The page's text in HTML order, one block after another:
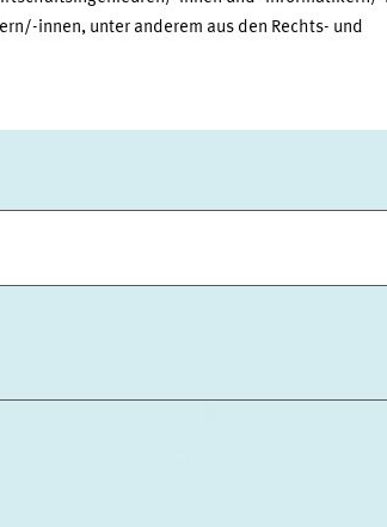
innen, unter anderem aus den Rechts- und